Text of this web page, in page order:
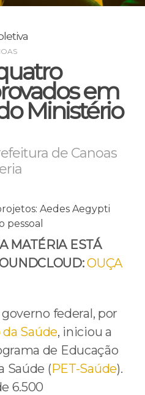
em
Ministério
de Canoas
Aedes Aegypti
pessoal
MATÉRIA ESTÁ
OUÇA
federal, por
Saúde, iniciou a
de Educação
Saúde (PET-Saúde).
6.500